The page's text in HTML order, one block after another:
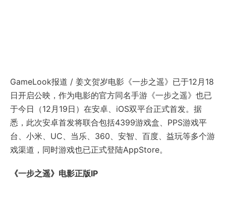
GameLook报道 / 姜文贺岁电影《一步之遥》已于12月18
日开启公映，作为电影的官方同名手游《一步之遥》也已
于今日（12月19日）在安卓、iOS双平台正式首发。据
悉，此次安卓首发将联合包括4399游戏盒、PPS游戏平
台、小米、UC、当乐、360、安智、百度、益玩等多个游
戏渠道，同时游戏也已正式登陆AppStore。
《一步之遥》电影正版IP